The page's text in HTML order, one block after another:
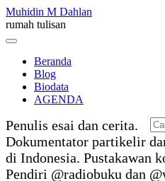
Skip
to
content
Muhidin M Dahlan
rumah tulisan
Menu
Beranda
Blog
Biodata
AGENDA
Penulis esai dan cerita.
Dokumentator partikelir
di Indonesia. Pustakawan
Pendiri @radiobuku dan